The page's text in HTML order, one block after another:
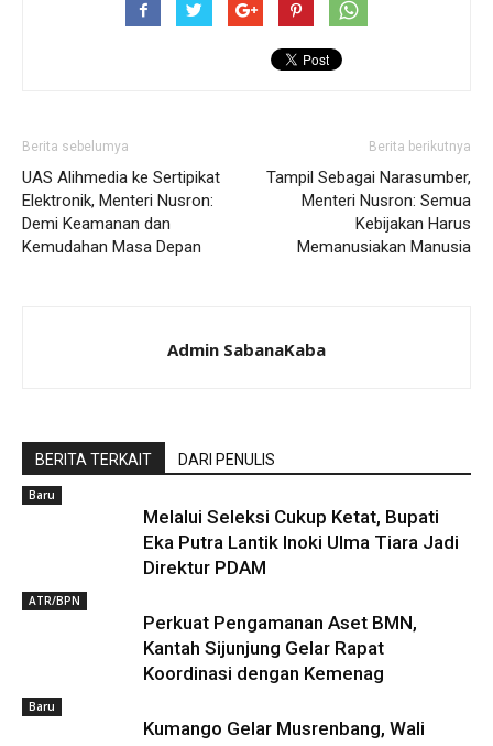
Berita sebelumya
UAS Alihmedia ke Sertipikat
Elektronik, Menteri Nusron:
Demi Keamanan dan
Kemudahan Masa Depan
Berita berikutnya
Tampil Sebagai Narasumber,
Menteri Nusron: Semua
Kebijakan Harus
Memanusiakan Manusia
Admin SabanaKaba
BERITA TERKAIT DARI PENULIS
Baru
Melalui Seleksi Cukup Ketat, Bupati
Eka Putra Lantik Inoki Ulma Tiara Jadi
Direktur PDAM
ATR/BPN
Perkuat Pengamanan Aset BMN,
Kantah Sijunjung Gelar Rapat
Koordinasi dengan Kemenag
Baru
Kumango Gelar Musrenbang, Wali